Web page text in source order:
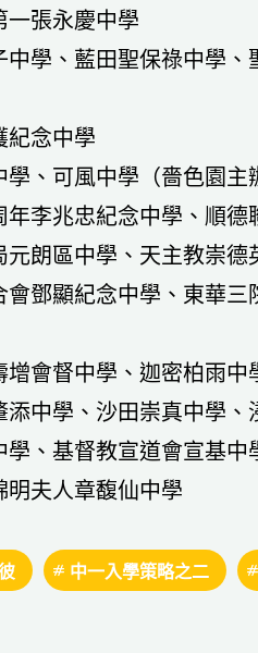
張永慶中學
學、藍田聖保祿中學、
念中學
、可風中學（嗇色園主
李兆忠紀念中學、順德
朗區中學、天主教崇德
鄧顯紀念中學、東華三
會督中學、迦密柏雨中
中學、沙田崇真中學、
、基督教宣道會宣基中
夫人章馥仙中學
中一入學策略之二